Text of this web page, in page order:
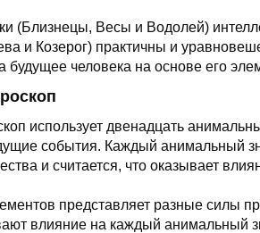
(Близнецы, Весы и Водолей)
и Козерог) практичны и
будущее человека на основе его
использует двенадцать
события. Каждый анимальный
и считается, что оказывает
представляет разные силы
влияние на каждый анимальный